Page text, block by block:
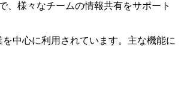
、様々なチームの情報共有をサポート
中心に利用されています。主な機能に